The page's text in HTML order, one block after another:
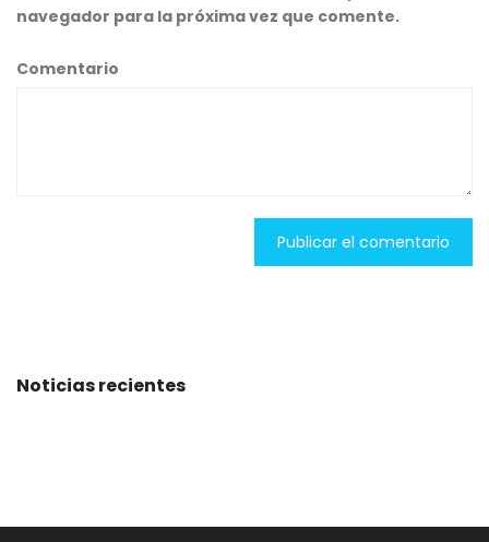
navegador para la próxima vez que comente.
Comentario
Noticias recientes